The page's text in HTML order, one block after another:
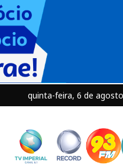
quinta-feira, 6 de